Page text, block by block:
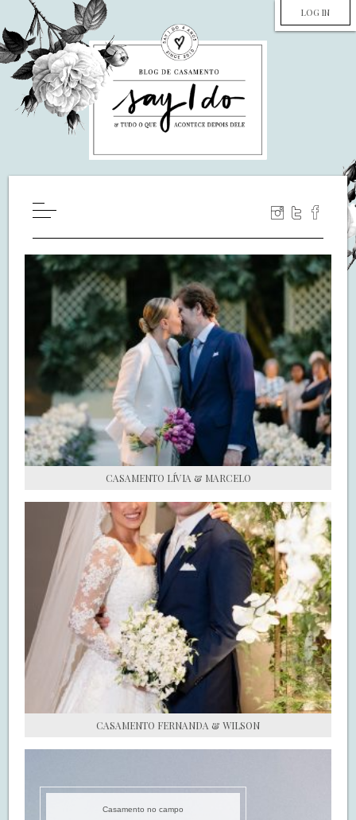
LOG IN
WILL YOU MARRY ME?
LUA DE MEL
COZINHA
DECORAÇÃO
DE NOIVA PRA NOIVA
S.O.S CASADAS
FALE COM O SAY I DO
CASAMENTO LÍVIA & MARCELO
CASAMENTO FERNANDA & WILSON
Casamento no campo